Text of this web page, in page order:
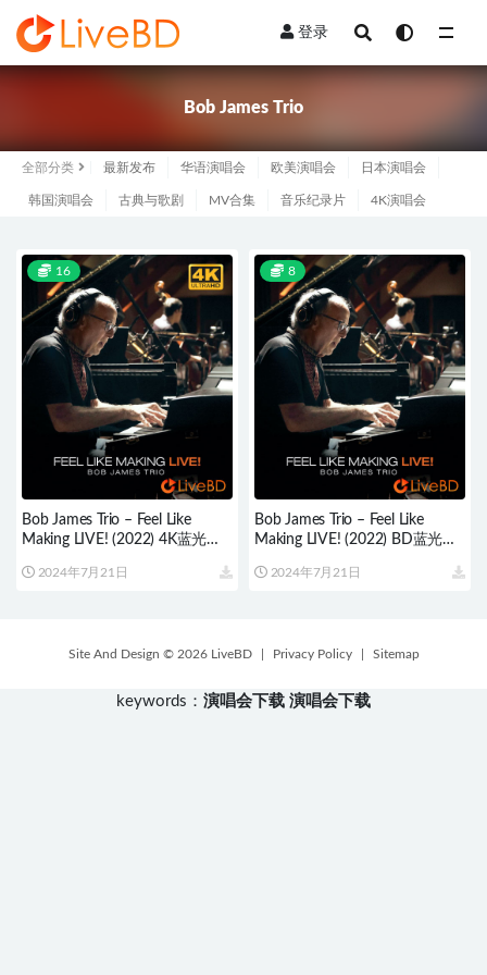
登录
Bob James Trio
全部分类 最新发布 华语演唱会 欧美演唱会 日本演唱会
韩国演唱会 古典与歌剧 MV合集 音乐纪录片 4K演唱会
16
Bob James Trio – Feel Like
Making LIVE! (2022) 4K蓝光原
2024年7月21日
8
Bob James Trio – Feel Like
Making LIVE! (2022) BD蓝光原
2024年7月21日
Site And Design © 2026 LiveBD Privacy Policy Sitemap
keywords： 演唱会下载 演唱会下载